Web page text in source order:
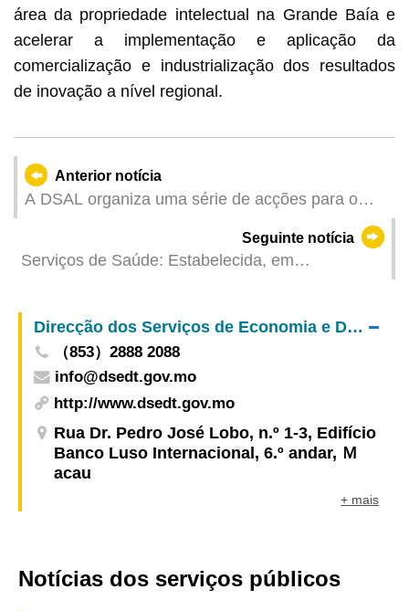
área da propriedade intelectual na Grande Baía e
acelerar a implementação e aplicação da
comercialização e industrialização dos resultados
de inovação a nível regional.
Anterior notícia
A DSAL organiza uma série de acções para o
incentivando os jovens a dominarem as técnicas
profissionais para enfrentarem novas
Seguinte notícia
Serviços de Saúde: Estabelecida, em
intercâmbio internacional, com vista a apoiar as
empresas da MTC de Macau na sua articulação
com os países de "Uma Faixa, Uma Rota"
Direcção dos Serviços de Economia e Desenvolvimento Tecnológico
（853）2888 2088
info@dsedt.gov.mo
http://www.dsedt.gov.mo
Rua Dr. Pedro José Lobo, n.º 1-3, Edifício
Banco Luso Internacional, 6.º andar, Ｍ
acau
+ mais
Notícias dos serviços públicos